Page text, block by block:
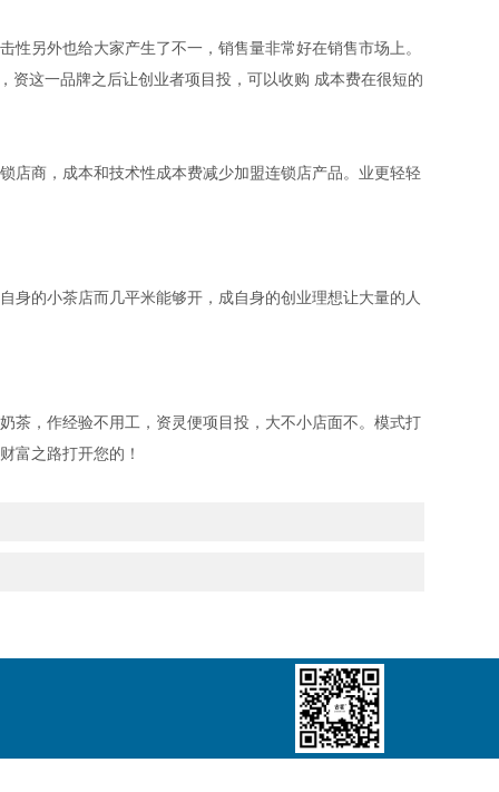
另外也给大家产生了不一，销售量非常好在销售市场上。
这一品牌之后让创业者项目投，可以收购 成本费在很短的
店商，成本和技术性成本费减少加盟连锁店产品。业更轻轻
身的小茶店而几平米能够开，成自身的创业理想让大量的人
奶茶，作经验不用工，资灵便项目投，大不小店面不。模式打
富之路打开您的！